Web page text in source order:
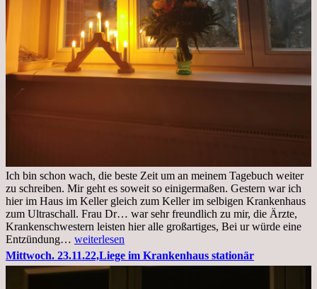
Ich bin schon wach, die beste Zeit um an meinem Tagebuch weiter
zu schreiben. Mir geht es soweit so einigermaßen. Gestern war ich
hier im Haus im Keller gleich zum Keller im selbigen Krankenhaus
zum Ultraschall. Frau Dr… war sehr freundlich zu mir, die Ärzte,
Krankenschwestern leisten hier alle großartiges, Bei ur würde eine
Entzündung… Freitag,
25.11.2022
Kleines
weiterlesen
Mittwoch. 23.11.22,Liege im Krankenhaus stationär